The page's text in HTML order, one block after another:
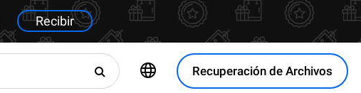
Recibir
Recuperación de Archivos